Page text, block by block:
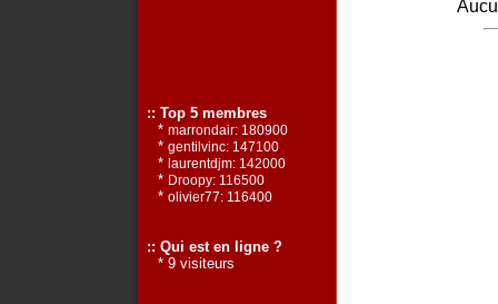
:: Top 5 membres
* marrondair: 180900
* gentilvinc: 147100
* laurentdjm: 142000
* Droopy: 116500
* olivier77: 116400
:: Qui est en ligne ?
* 9 visiteurs